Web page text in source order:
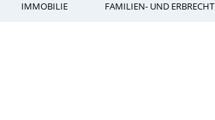
IMMOBILIE FAMILIEN- UND ERBRECHT